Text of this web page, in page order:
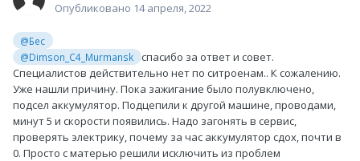
Опубликовано 14 апреля, 2022
@Бес
@Dimson_C4_Murmansk
спасибо за ответ и совет.
Специалистов действительно нет по ситроенам.. К сожалению.
Уже нашли причину. Пока зажигание было полувключено,
подсел аккумулятор. Подцепили к другой машине, проводами,
минут 5 и скорости появились. Надо загонять в сервис,
проверять электрику, почему за час аккумулятор сдох, почти в
0. Просто с матерью решили исключить из проблем